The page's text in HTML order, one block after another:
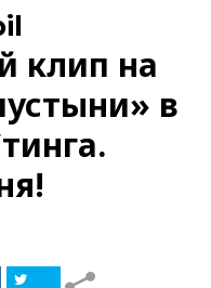
клип на
в